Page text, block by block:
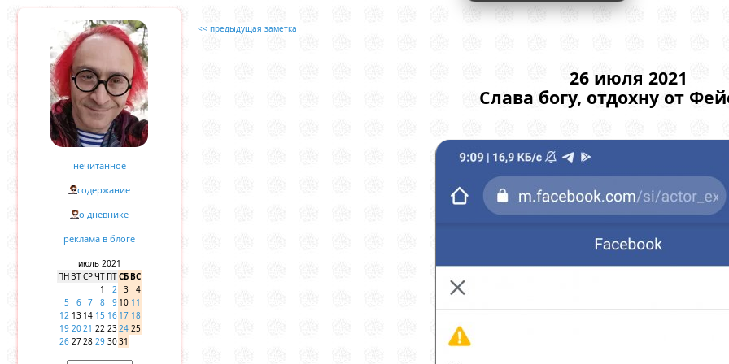
нечитанное
содержание
о дневнике
реклама в блоге
июль 2021
ПН ВТСРЧТ ПТСБВС
1
2 3
4
5
6 7 8 9 10 11
12 13 14 15 16 17 18
19 2021 22 2324 25
26 2728 29 3031
<< предыдущая заметка
26 июля 2021
Слава богу, отдохну от